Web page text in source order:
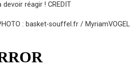
réagir ! CREDIT
: basket-souffel.fr / MyriamVOGEL